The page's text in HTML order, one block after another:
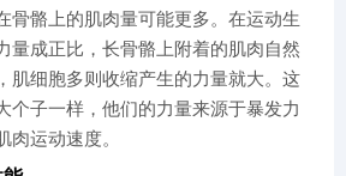
骨骼上的肌肉量可能更多。在运动生
量成正比，长骨骼上附着的肌肉自然
肌细胞多则收缩产生的力量就大。这
个子一样，他们的力量来源于暴发力
肉运动速度。